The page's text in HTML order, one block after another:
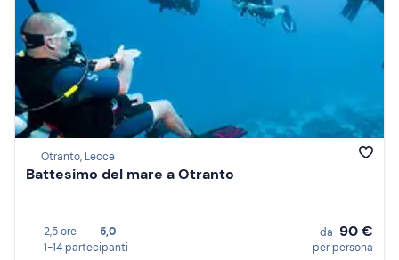
Otranto, Lecce
Battesimo del mare a Otranto
2,5 ore
5,0
1-14 partecipanti
da 90 €
per persona